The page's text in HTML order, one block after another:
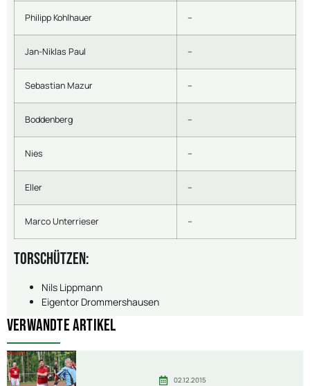
Philipp Kohlhauer –
Jan-Niklas Paul –
Sebastian Mazur –
Boddenberg –
Nies –
Eller –
Marco Unterrieser –
Torschützen:
Nils Lippmann
Eigentor Drommershausen
Verwandte Artikel
02.12.2015